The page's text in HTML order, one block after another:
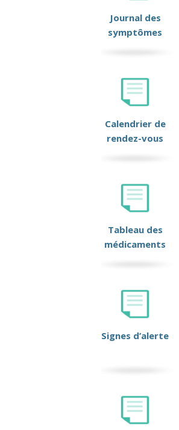
Journal des
symptômes
Calendrier de
rendez-vous
Tableau des
médicaments
Signes d’alerte